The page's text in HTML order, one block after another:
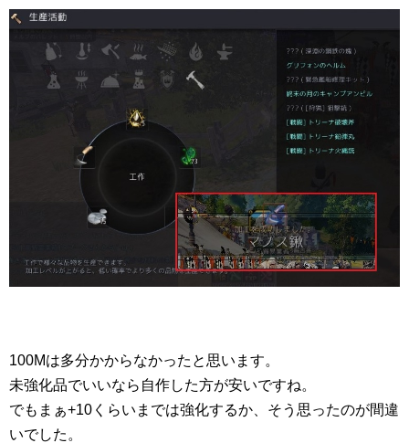
100Mは多分かからなかったと思います。
未強化品でいいなら自作した方が安いですね。
でもまぁ+10くらいまでは強化するか、そう思ったのが間違
いでした。